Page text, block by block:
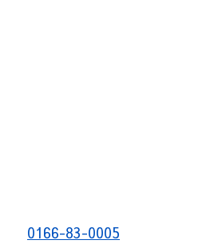
0166-83-0005